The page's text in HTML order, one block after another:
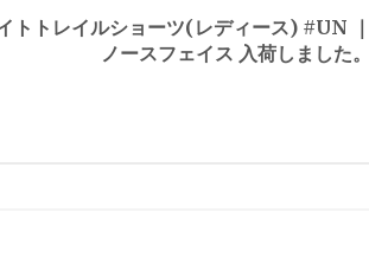
トトレイルショーツ(レディース) #UN ｜
ノースフェイス 入荷しました。